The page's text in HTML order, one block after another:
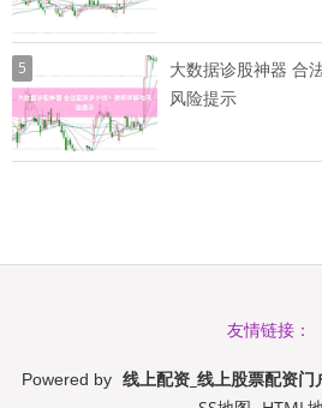
5
大数据诊股神器 合
风险提示
友情链接：
Powered by 线上配资_线上股票配资门